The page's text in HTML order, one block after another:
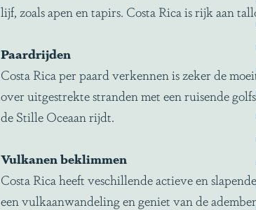
lijf, zoals apen en tapirs. Costa Rica is rijk aan
Paardrijden
Costa Rica per paard verkennen is zeker de
over uitgestrekte stranden met een ruisende
de Stille Oceaan rijdt.
Vulkanen beklimmen
Costa Rica heeft veschillende actieve en
een vulkaanwandeling en geniet van de